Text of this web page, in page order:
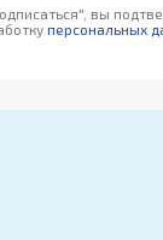
вы
персональных